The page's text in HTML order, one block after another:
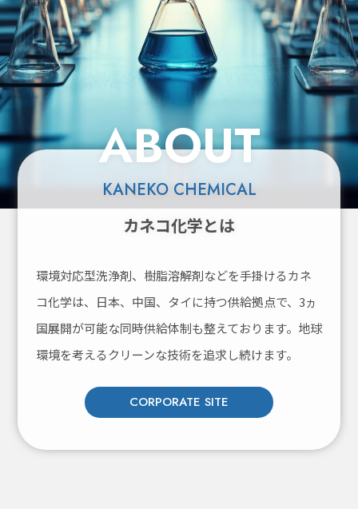
ABOUT
KANEKO CHEMICAL
カネコ化学とは
環境対応型洗浄剤、樹脂溶解剤などを手掛けるカネ
コ化学は、 日本、中国、タイに持つ供給拠点で、3ヵ
国展開が可能な同時供給体制も整えております。 地球
環境を考えるクリーンな技術を追求し続けます。
CORPORATE SITE